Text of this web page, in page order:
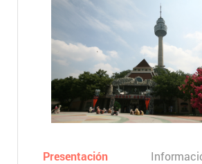
Presentación